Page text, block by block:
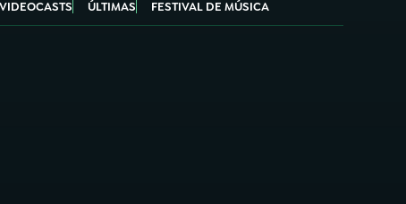
VIDEOCASTS ÚLTIMAS FESTIVAL DE MÚSICA